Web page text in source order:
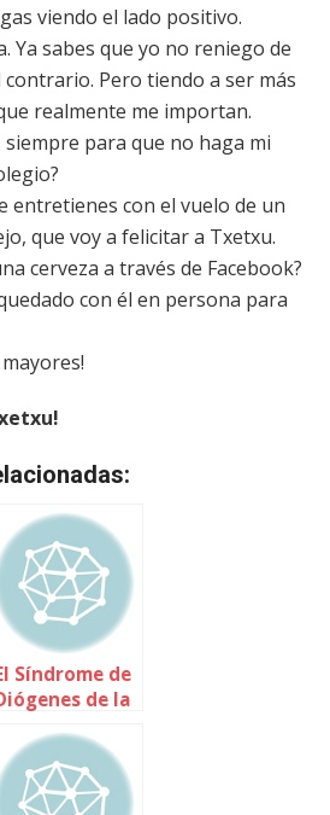
viendo el lado positivo.
Ya sabes que yo no reniego de
Pero tiendo a ser más
realmente me importan.
siempre para que no haga mi
entretienes con el vuelo de un
que voy a felicitar a Txetxu.
cerveza a través de Facebook?
con él en persona para
Síndrome de
de la